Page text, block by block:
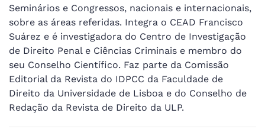
Seminários e Congressos, nacionais e internacionais,
sobre as áreas referidas. Integra o CEAD Francisco
Suárez e é investigadora do Centro de Investigação
de Direito Penal e Ciências Criminais e membro do
seu Conselho Científico. Faz parte da Comissão
Editorial da Revista do IDPCC da Faculdade de
Direito da Universidade de Lisboa e do Conselho de
Redação da Revista de Direito da ULP.